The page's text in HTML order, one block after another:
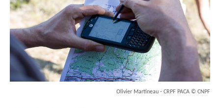
Olivier Martineau - CRPF PACA © CNPF